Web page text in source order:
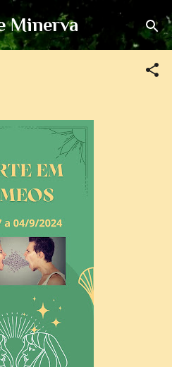
principal
Minerva